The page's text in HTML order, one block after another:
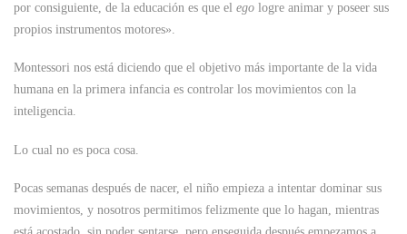
por consiguiente, de la educación es que el ego logre animar y poseer sus
propios instrumentos motores».
Montessori nos está diciendo que el objetivo más importante de la vida
humana en la primera infancia es controlar los movimientos con la
inteligencia.
Lo cual no es poca cosa.
Pocas semanas después de nacer, el niño empieza a intentar dominar sus
movimientos, y nosotros permitimos felizmente que lo hagan, mientras